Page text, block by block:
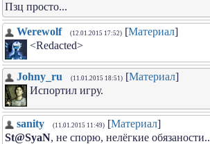
Пзц просто...
Werewolf (12.01.2015 17:52) [Материал]
<Redacted>
Johny_ru (11.01.2015 18:51) [Материал]
Испортил игру.
sanity (11.01.2015 11:49) [Материал]
St@SyaN, не спорю, нелёгкие обязаности..